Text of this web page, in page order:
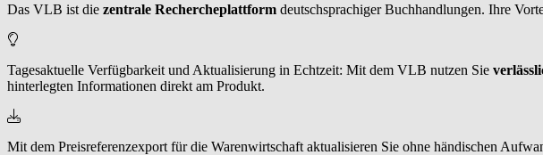
Das VLB ist die zentrale Rechercheplattform deutschsprachiger Buchhandlungen. Ihre
Tagesaktuelle Verfügbarkeit und Aktualisierung in Echtzeit: Mit dem VLB nutzen Sie
hinterlegten Informationen direkt am Produkt.
Mit dem Preisreferenzexport für die Warenwirtschaft aktualisieren Sie ohne händischen